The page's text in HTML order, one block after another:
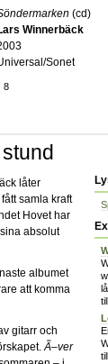
(cd)
Winnerbäck
Sonet
8
låter
samla kraft
Hovet har
absolut
albumet
att komma
gitarr och
Ã–ver